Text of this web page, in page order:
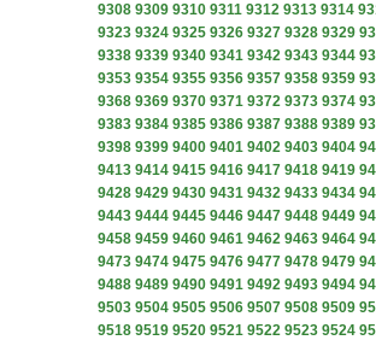
9308 9309 9310 9311 9312 9313 9314
9323 9324 9325 9326 9327 9328 9329
9338 9339 9340 9341 9342 9343 9344
9353 9354 9355 9356 9357 9358 9359
9368 9369 9370 9371 9372 9373 9374
9383 9384 9385 9386 9387 9388 9389
9398 9399 9400 9401 9402 9403 9404
9413 9414 9415 9416 9417 9418 9419
9428 9429 9430 9431 9432 9433 9434
9443 9444 9445 9446 9447 9448 9449
9458 9459 9460 9461 9462 9463 9464
9473 9474 9475 9476 9477 9478 9479
9488 9489 9490 9491 9492 9493 9494
9503 9504 9505 9506 9507 9508 9509
9518 9519 9520 9521 9522 9523 9524